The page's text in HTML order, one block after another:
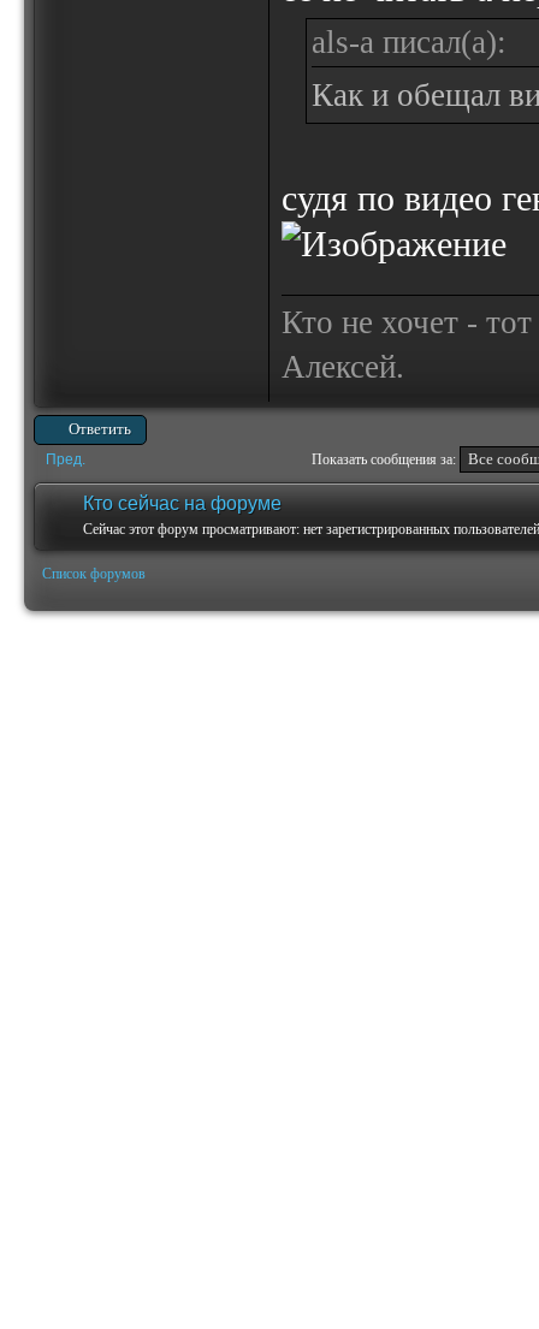
als-a писал(а):
Как и обещал
судя по видео
Кто не хочет -
Алексей.
Ответить
Пред. Показать сообщения за:
Кто сейчас на форуме
Сейчас этот форум просматривают: нет зарегистрированных
Список форумов